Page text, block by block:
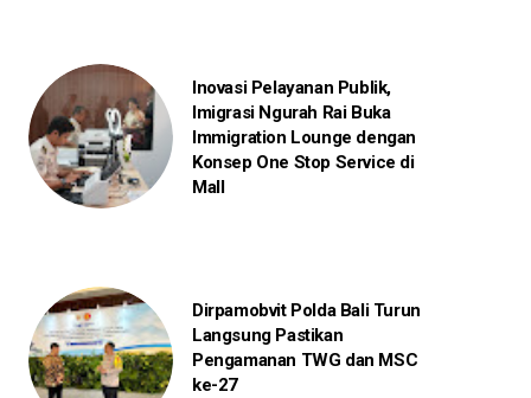
Inovasi Pelayanan Publik,
Imigrasi Ngurah Rai Buka
Immigration Lounge dengan
Konsep One Stop Service di
Mall
Dirpamobvit Polda Bali Turun
Langsung Pastikan
Pengamanan TWG dan MSC
ke-27